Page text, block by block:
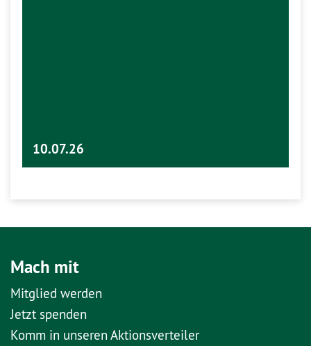
10.07.26
Mach mit
Mitglied werden
Jetzt spenden
Komm in unseren Aktionsverteiler